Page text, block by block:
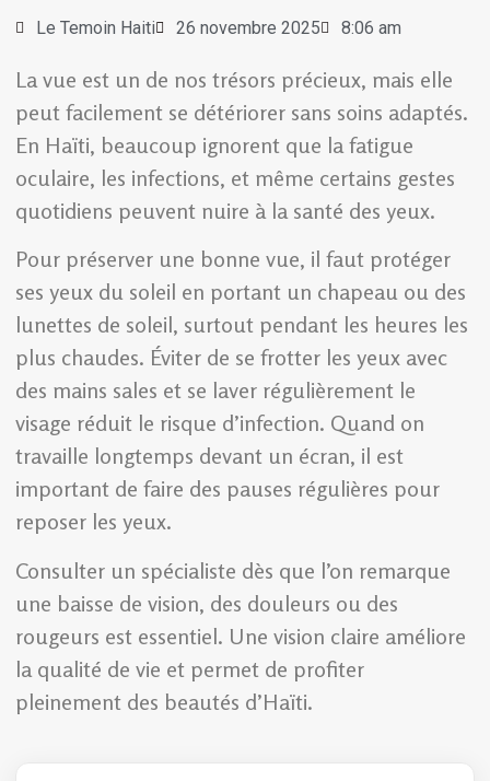
Le Temoin Haiti 26 novembre 2025 8:06 am
La vue est un de nos trésors précieux, mais elle
peut facilement se détériorer sans soins adaptés.
En Haïti, beaucoup ignorent que la fatigue
oculaire, les infections, et même certains gestes
quotidiens peuvent nuire à la santé des yeux.
Pour préserver une bonne vue, il faut protéger
ses yeux du soleil en portant un chapeau ou des
lunettes de soleil, surtout pendant les heures les
plus chaudes. Éviter de se frotter les yeux avec
des mains sales et se laver régulièrement le
visage réduit le risque d’infection. Quand on
travaille longtemps devant un écran, il est
important de faire des pauses régulières pour
reposer les yeux.
Consulter un spécialiste dès que l’on remarque
une baisse de vision, des douleurs ou des
rougeurs est essentiel. Une vision claire améliore
la qualité de vie et permet de profiter
pleinement des beautés d’Haïti.